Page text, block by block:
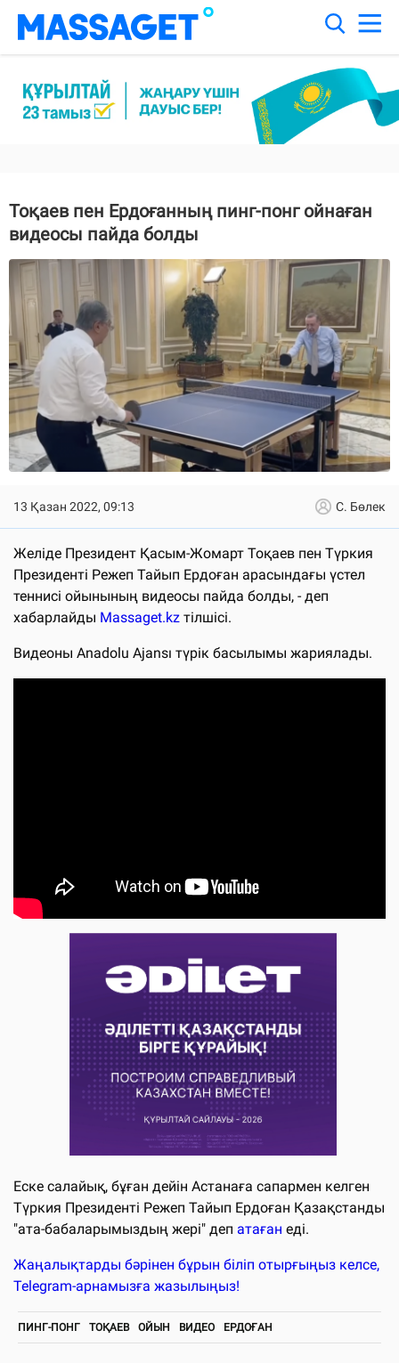
Тоқаев пен Ердоғанның пинг-понг ойнаған
видеосы пайда болды
13 Қазан 2022, 09:13 С. Бөлек
Желіде Президент Қасым-Жомарт Тоқаев пен Түркия
Президенті Режеп Тайып Ердоған арасындағы үстел
теннисі ойынының видеосы пайда болды, - деп
хабарлайды Massaget.kz тілшісі.
Видеоны Anadolu Ajansı түрік басылымы жариялады.
Еске салайық, бұған дейін Астанаға сапармен келген
Түркия Президенті Режеп Тайып Ердоған Қазақстанды
"ата-бабаларымыздың жері" деп атаған еді.
Жаңалықтарды бәрінен бұрын біліп отырғыңыз келсе,
Telegram-арнамызға жазылыңыз!
ПИНГ-ПОНГ ТОҚАЕВ ОЙЫН ВИДЕО ЕРДОҒАН